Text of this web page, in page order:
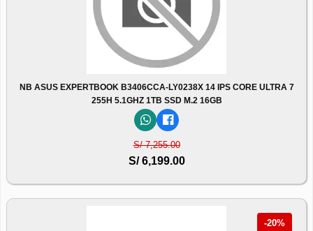
NB ASUS EXPERTBOOK B3406CCA-LY0238X 14 IPS CORE ULTRA 7
255H 5.1GHZ 1TB SSD M.2 16GB
S/ 7,255.00
S/ 6,199.00
-20%